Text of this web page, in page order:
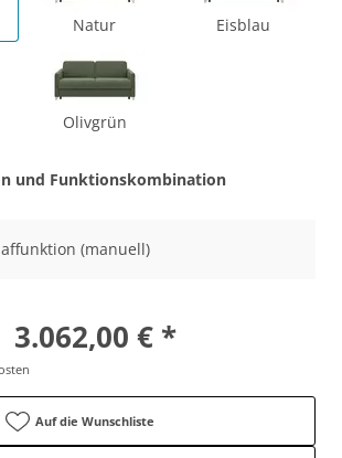
Natur Eisblau
Olivgrün
und Funktionskombination
(manuell)
3.062,00 € *
Auf die Wunschliste